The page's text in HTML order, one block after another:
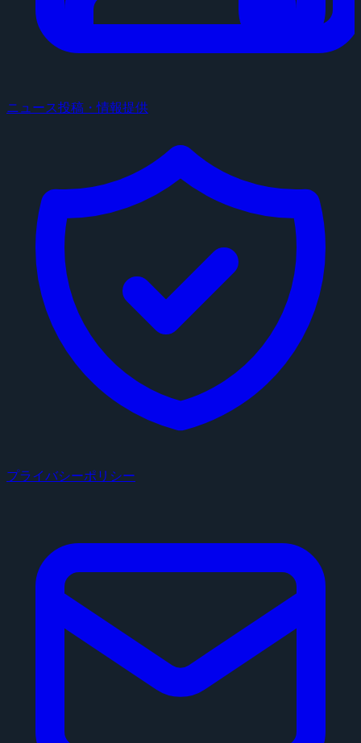
ニュース投稿・情報提供
プライバシーポリシー